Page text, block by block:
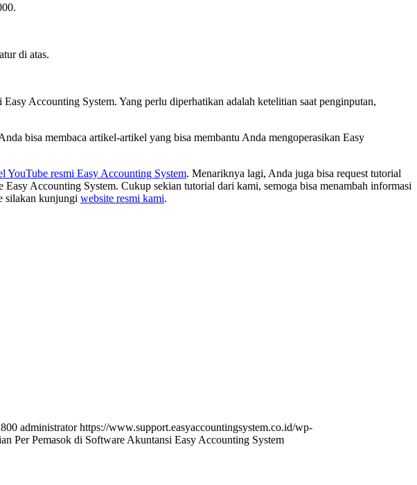
di atas.
Accounting System. Yang perlu diperhatikan adalah ketelitian saat penginputan,
bisa membaca artikel-artikel yang bisa membantu Anda mengoperasikan Easy
YouTube resmi Easy Accounting System. Menariknya lagi, Anda juga bisa request tutorial
Accounting System. Cukup sekian tutorial dari kami, semoga bisa menambah informasi
silakan kunjungi website resmi kami.
800 administrator https://www.support.easyaccountingsystem.co.id/wp-
Per Pemasok di Software Akuntansi Easy Accounting System